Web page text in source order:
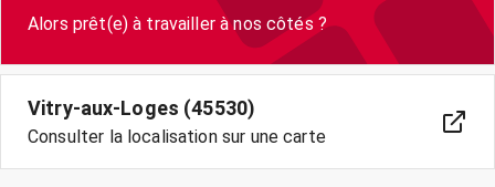
Alors prêt(e) à travailler à nos côtés ?
Vitry-aux-Loges (45530)
Consulter la localisation sur une carte